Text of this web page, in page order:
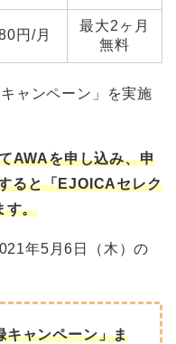
円/月
最大2ヶ月
無料
ャンペーン」を実施
AWAを申し込み、申
ると「EJOICAセレク
す。
年5月6日（木）の
ャンペーン」ま